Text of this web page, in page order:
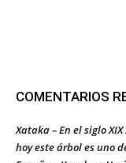
COMENTARIOS
Xataka – En el siglo
hoy este árbol es uno